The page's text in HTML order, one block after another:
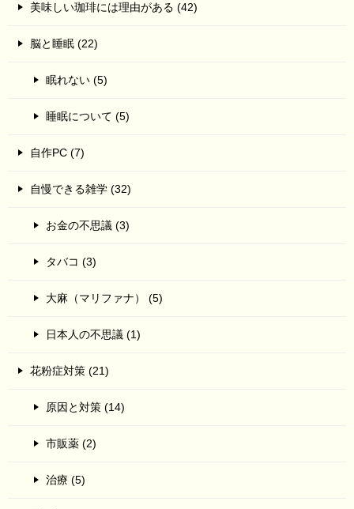
美味しい珈琲には理由がある (42)
脳と睡眠 (22)
眠れない (5)
睡眠について (5)
自作PC (7)
自慢できる雑学 (32)
お金の不思議 (3)
タバコ (3)
大麻（マリファナ） (5)
日本人の不思議 (1)
花粉症対策 (21)
原因と対策 (14)
市販薬 (2)
治療 (5)